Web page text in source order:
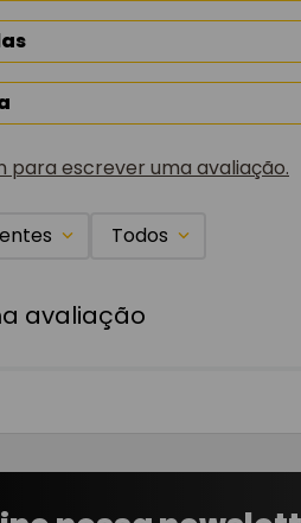
para escrever uma avaliação.
Todos
avaliação